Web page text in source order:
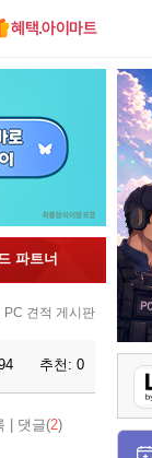
혜택.아이마트
파트너
PC 견적 게시판
추천: 0
댓글(2)